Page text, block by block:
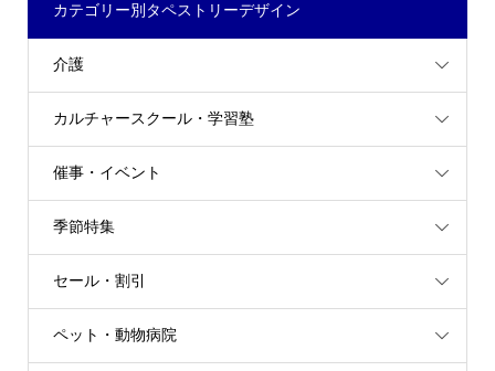
カテゴリー別タペストリーデザイン
介護
カルチャースクール・学習塾
催事・イベント
季節特集
セール・割引
ペット・動物病院